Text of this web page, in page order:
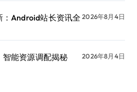
：Android站长资讯全 2026年8月4日
能资源调配揭秘 2026年8月4日